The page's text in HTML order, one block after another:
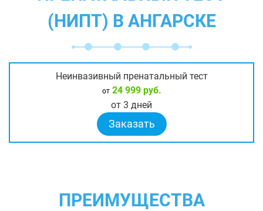
(НИПТ) В АНГАРСКЕ
Неинвазивный пренатальный тест
от24 999 руб.
от 3 дней
Заказать
ПРЕИМУЩЕСТВА